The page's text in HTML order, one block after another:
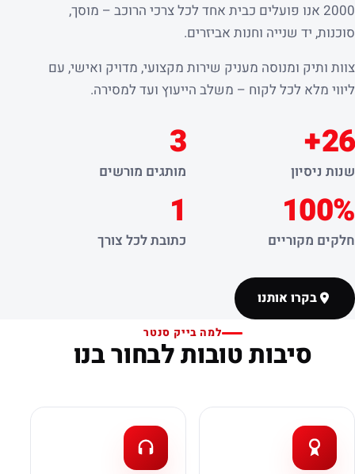
2000 אנו פועלים כבית אחד לכל צרכי הרוכב – מוסך,
סוכנות, יד שנייה וחנות אביזרים.
צוות ותיק ומנוסה מעניק שירות מקצועי, מדויק ואישי, עם
ליווי מלא לכל לקוח – משלב הייעוץ ועד למסירה.
26+
שנות ניסיון
3
מותגים מורשים
100%
חלקים מקוריים
1
כתובת לכל צורך
בקרו אותנו
למה בייק סנטר
סיבות טובות לבחור בנו